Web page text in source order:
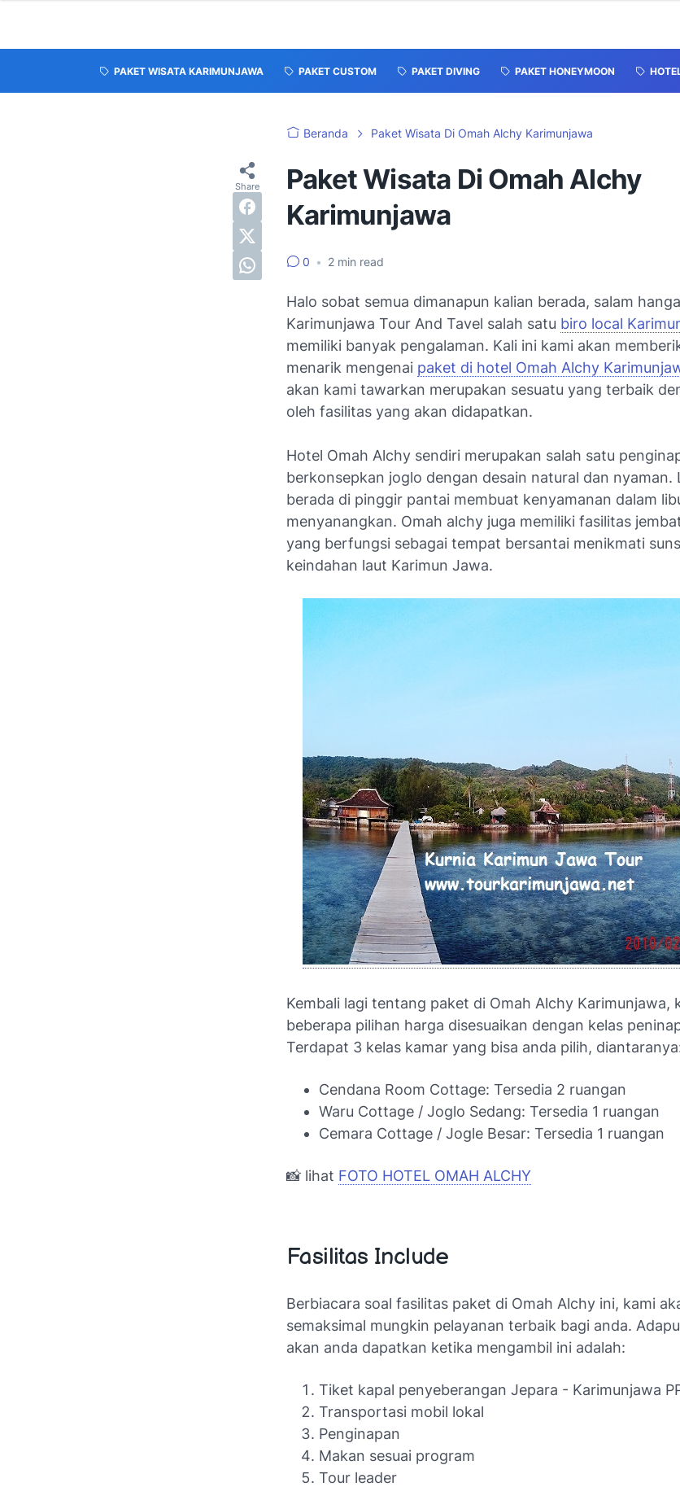
PAKET WISATA KARIMUNJAWA PAKET CUSTOM PAKET DIVING PAKET HONEYMOON
Beranda Paket Wisata Di Omah Alchy Karimunjawa
Paket Wisata Di Omah Alchy
Karimunjawa
0 • 2 min read
Halo sobat semua dimanapun kalian berada, salam
Karimunjawa Tour And Tavel salah satu biro local
memiliki banyak pengalaman. Kali ini kami akan
menarik mengenai paket di hotel Omah Alchy
akan kami tawarkan merupakan sesuatu yang terbaik
oleh fasilitas yang akan didapatkan.
Hotel Omah Alchy sendiri merupakan salah satu
berkonsepkan joglo dengan desain natural dan nyaman.
berada di pinggir pantai membuat kenyamanan dalam
menyanangkan. Omah alchy juga memiliki fasilitas
yang berfungsi sebagai tempat bersantai menikmati
keindahan laut Karimun Jawa.
Kembali lagi tentang paket di Omah Alchy Karimunjawa,
beberapa pilihan harga disesuaikan dengan kelas
Terdapat 3 kelas kamar yang bisa anda pilih,
Cendana Room Cottage: Tersedia 2 ruangan
Waru Cottage / Joglo Sedang: Tersedia 1 ruangan
Cemara Cottage / Jogle Besar: Tersedia 1 ruangan
📸 lihat FOTO HOTEL OMAH ALCHY
Fasilitas Include
Berbiacara soal fasilitas paket di Omah Alchy ini, kami
semaksimal mungkin pelayanan terbaik bagi anda.
akan anda dapatkan ketika mengambil ini adalah:
Tiket kapal penyeberangan Jepara - Karimunjawa
Transportasi mobil lokal
Penginapan
Makan sesuai program
Tour leader